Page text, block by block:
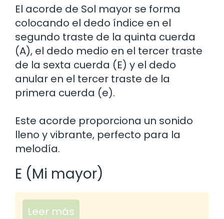
El acorde de Sol mayor se forma
colocando el dedo índice en el
segundo traste de la quinta cuerda
(A), el dedo medio en el tercer traste
de la sexta cuerda (E) y el dedo
anular en el tercer traste de la
primera cuerda (e).
Este acorde proporciona un sonido
lleno y vibrante, perfecto para la
melodía.
E (Mi mayor)
Leer más